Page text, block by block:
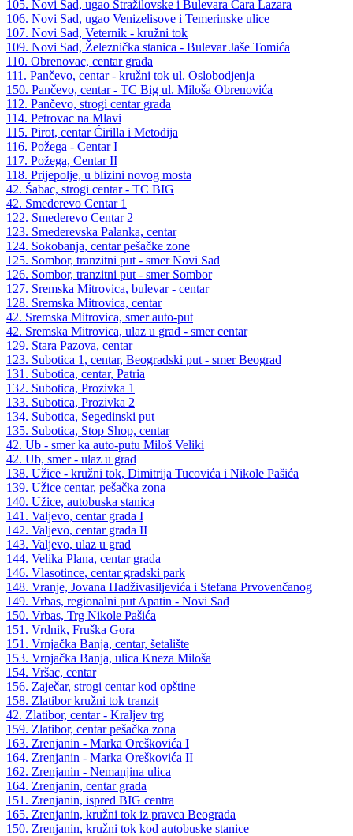
105. Novi Sad, ugao Stražilovske i Bulevara Cara Lazara
106. Novi Sad, ugao Venizelisove i Temerinske ulice
107. Novi Sad, Veternik - kružni tok
109. Novi Sad, Železnička stanica - Bulevar Jaše Tomića
110. Obrenovac, centar grada
111. Pančevo, centar - kružni tok ul. Oslobodjenja
150. Pančevo, centar - TC Big ul. Miloša Obrenovića
112. Pančevo, strogi centar grada
114. Petrovac na Mlavi
115. Pirot, centar Ćirilla i Metodija
116. Požega - Centar I
117. Požega, Centar II
118. Prijepolje, u blizini novog mosta
42. Šabac, strogi centar - TC BIG
42. Smederevo Centar 1
122. Smederevo Centar 2
123. Smederevska Palanka, centar
124. Sokobanja, centar pešačke zone
125. Sombor, tranzitni put - smer Novi Sad
126. Sombor, tranzitni put - smer Sombor
127. Sremska Mitrovica, bulevar - centar
128. Sremska Mitrovica, centar
42. Sremska Mitrovica, smer auto-put
42. Sremska Mitrovica, ulaz u grad - smer centar
129. Stara Pazova, centar
123. Subotica 1, centar, Beogradski put - smer Beograd
131. Subotica, centar, Patria
132. Subotica, Prozivka 1
133. Subotica, Prozivka 2
134. Subotica, Segedinski put
135. Subotica, Stop Shop, centar
42. Ub - smer ka auto-putu Miloš Veliki
42. Ub, smer - ulaz u grad
138. Užice - kružni tok, Dimitrija Tucovića i Nikole Pašića
139. Užice centar, pešačka zona
140. Užice, autobuska stanica
141. Valjevo, centar grada I
142. Valjevo, centar grada II
143. Valjevo, ulaz u grad
144. Velika Plana, centar grada
146. Vlasotince, centar gradski park
148. Vranje, Jovana Hadživasiljevića i Stefana Prvovenčanog
149. Vrbas, regionalni put Apatin - Novi Sad
150. Vrbas, Trg Nikole Pašića
151. Vrdnik, Fruška Gora
151. Vrnjačka Banja, centar, šetalište
153. Vrnjačka Banja, ulica Kneza Miloša
154. Vršac, centar
156. Zaječar, strogi centar kod opštine
158. Zlatibor kružni tok tranzit
42. Zlatibor, centar - Kraljev trg
159. Zlatibor, centar pešačka zona
163. Zrenjanin - Marka Oreškovića I
164. Zrenjanin - Marka Oreškovića II
162. Zrenjanin - Nemanjina ulica
164. Zrenjanin, centar grada
151. Zrenjanin, ispred BIG centra
165. Zrenjanin, kružni tok iz pravca Beograda
150. Zrenjanin, kružni tok kod autobuske stanice